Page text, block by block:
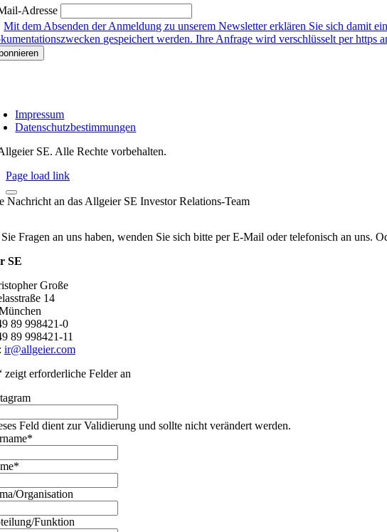
Adresse
Mit dem Absenden der Anmeldung zu unserem Newsletter erklären Sie sich damit
gespeichert werden. Ihre Anfrage wird verschlüsselt per https
Impressum
Datenschutzbestimmungen
SE. Alle Rechte vorbehalten.
Page load link
Nachricht an das Allgeier SE Investor Relations-Team
Fragen an uns haben, wenden Sie sich bitte per E-Mail oder telefonisch an uns.
SE
Große
14
89 998421-0
89 998421-11
ir@allgeier.com
zeigt erforderliche Felder an
Feld dient zur Validierung und sollte nicht verändert werden.
*
*
Organisation
Funktion